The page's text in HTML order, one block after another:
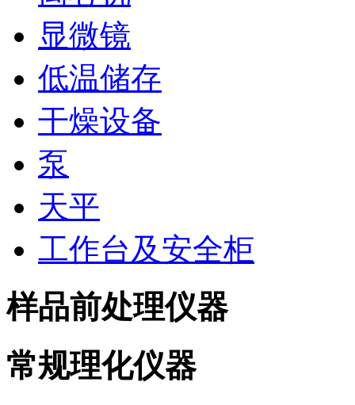
显微镜
低温储存
干燥设备
泵
天平
工作台及安全柜
样品前处理仪器
常规理化仪器